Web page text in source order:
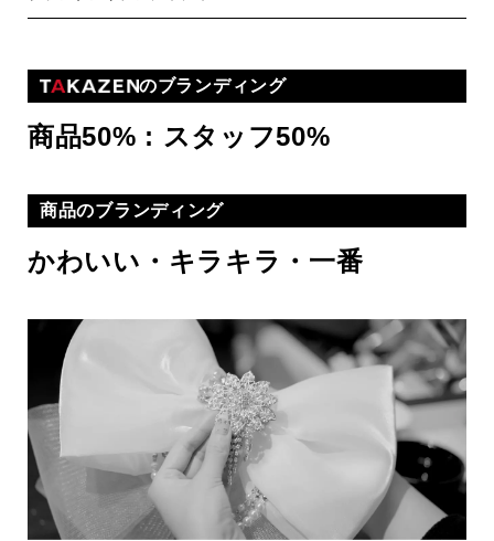
のブランディング
商品50% : スタッフ50%
商品のブランディング
かわいい・キラキラ・一番